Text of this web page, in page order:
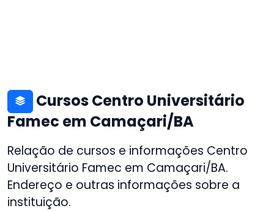
Cursos Centro Universitário
Famec em Camaçari/BA
Relação de cursos e informações Centro
Universitário Famec em Camaçari/BA.
Endereço e outras informações sobre a
instituição.